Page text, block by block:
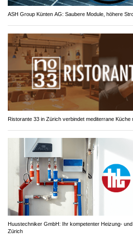
ASH Group Künten AG: Saubere Module, höhere
Ristorante 33 in Zürich verbindet mediterrane Küche
Huustechniker GmbH: Ihr kompetenter Heizung-
Zürich